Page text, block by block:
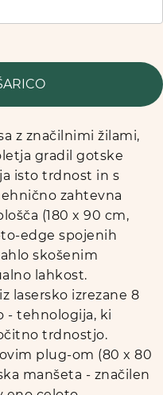
z značilnimi žilami,
gradil gotske
isto trdnost in s
zahtevna
(180 x 90 cm,
edge spojenih
skošenim
lahkost.
lasersko izrezane 8
- tehnologija, ki
trdnostjo.
plug-om (80 x 80
manšeta - značilen